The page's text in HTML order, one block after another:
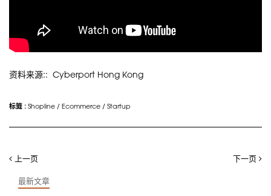
资料来源:: Cyberport Hong Kong
标籤 : Shopline / Ecommerce / Startup
上一页 下一页
最新文章